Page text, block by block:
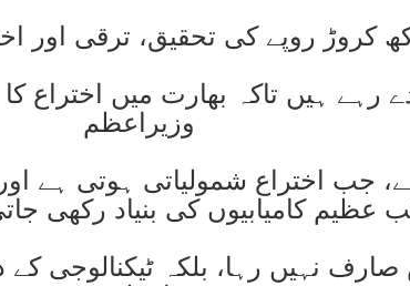
کروڑ روپے کی تحقیق، ترقی اور
رہے ہیں تاکہ بھارت میں اختراع
وزیراعظم
اختراع شمولیاتی ہوتی ہے
عظیم کامیابیوں کی بنیاد رکھی
نہیں رہا، بلکہ ٹیکنالوجی کے